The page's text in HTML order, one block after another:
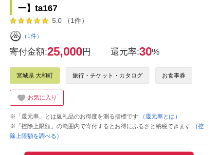
ー】ta167
5.0 （1件）
（1件）
寄付金額:25,000円 還元率:30%
宮城県 大和町 旅行・チケット・カタログ お食事券
お気に入り
※「還元率」とは返礼品のお得度を測る指標です
（還元率とは）
※「控除上限額」の範囲内で寄付するとお得にふるさと納税できます
（控
除上限額を調べる）